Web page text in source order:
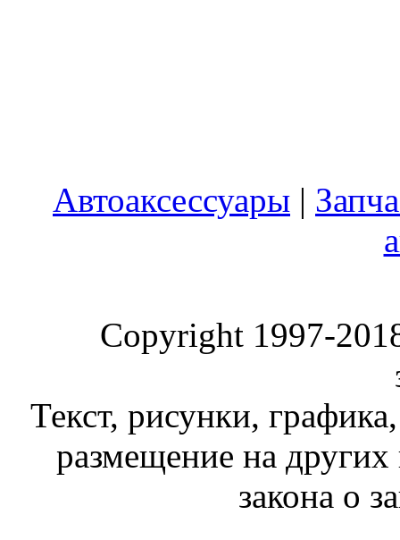
Автоаксессуары |
Copyright 1997-
Текст, рисунки,
размещение на других
закона о